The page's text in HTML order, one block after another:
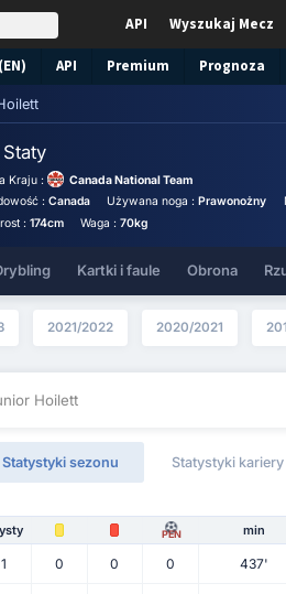
Wyszukaj Mecz
API
API Premium Prognoza
Staty
Kraju :
Canada National Team
: Canada Używana noga :Prawonożny
: 174cm Waga :70kg
Kartki i faule Obrona
2021/2022 2020/2021
Hoilett
Statystyki sezonu Statystyki kariery
PEN min
1 0 0 0 437'